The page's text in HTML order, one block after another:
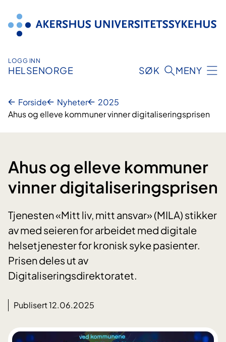
innhold
LOGG INN
HELSENORGE SØK MENY
Forside Nyheter
2025
Ahus og elleve kommuner vinner digitaliseringsprisen
Ahus og elleve kommuner
vinner digitaliseringsprisen
Tjenesten «Mitt liv, mitt ansvar» (MILA) stikker
av med seieren for arbeidet med digitale
helsetjenester for kronisk syke pasienter.
Prisen deles ut av
Digitaliseringsdirektoratet.
Publisert 12.06.2025